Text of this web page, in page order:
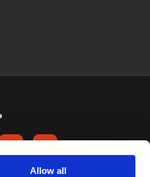
Allow all
FACEBOOK
ONS OP INSTAGRAM
VOLG ONS OP LINKEDIN
VOLG ONS OP